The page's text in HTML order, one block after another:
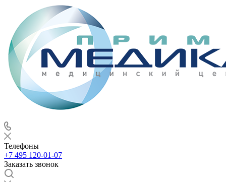
Телефоны
+7 495 120-01-07
Заказать звонок